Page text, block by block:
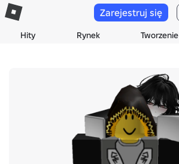
Hity Rynek Tworzenie
Zarejestruj się